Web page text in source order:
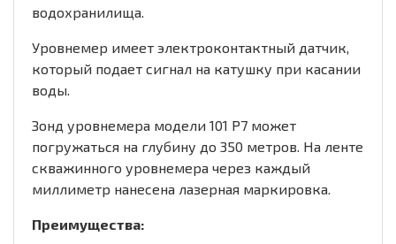
водохранилища.
Уровнемер имеет электроконтактный датчик,
который подает сигнал на катушку при касании
воды.
Зонд уровнемера модели 101 P7 может
погружаться на глубину до 350 метров. На ленте
скважинного уровнемера через каждый
миллиметр нанесена лазерная маркировка.
Преимущества: